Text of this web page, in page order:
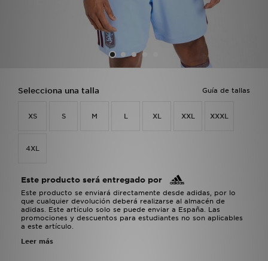
Guía de tallas
Selecciona una talla
XS S M L XL XXL XXXL
4XL
Este producto será entregado por
Este producto se enviará directamente desde adidas, por lo
que cualquier devolución deberá realizarse al almacén de
adidas. Este artículo solo se puede enviar a España. Las
promociones y descuentos para estudiantes no son aplicables
a este artículo.
Leer más